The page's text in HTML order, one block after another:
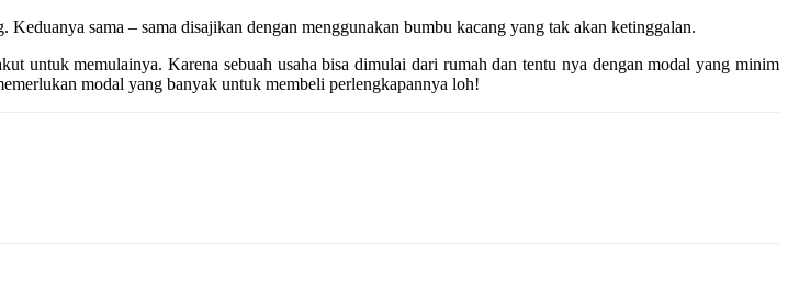
sama – sama disajikan dengan menggunakan bumbu kacang yang tak akan ketinggalan.
untuk memulainya. Karena sebuah usaha bisa dimulai dari rumah dan tentu nya dengan modal yang minim
modal yang banyak untuk membeli perlengkapannya loh!